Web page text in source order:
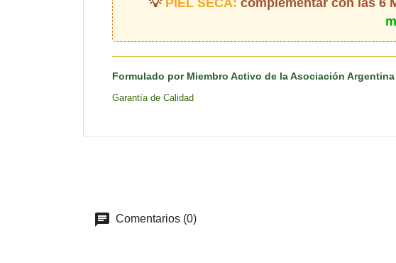
PIEL SECA: complementar con las 6
Formulado por Miembro Activo de la Asociación
Garantía de Calidad
Comentarios (0)